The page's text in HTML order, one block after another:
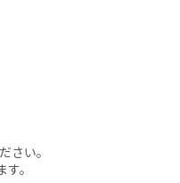
い。
。